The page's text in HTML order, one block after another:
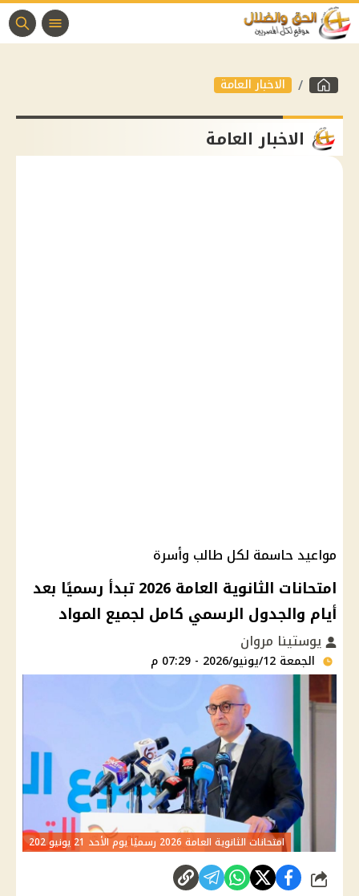
الاخبار العامة
الاخبار العامة
مواعيد حاسمة لكل طالب وأسرة
امتحانات الثانوية العامة 2026 تبدأ رسميًا بعد
أيام والجدول الرسمي كامل لجميع المواد
يوستينا مروان
الجمعة 12/يونيو/2026 - 07:29 م
امتحانات الثانوية العامة 2026 رسميًا يوم الأحد 21 يونيو 202
شارك